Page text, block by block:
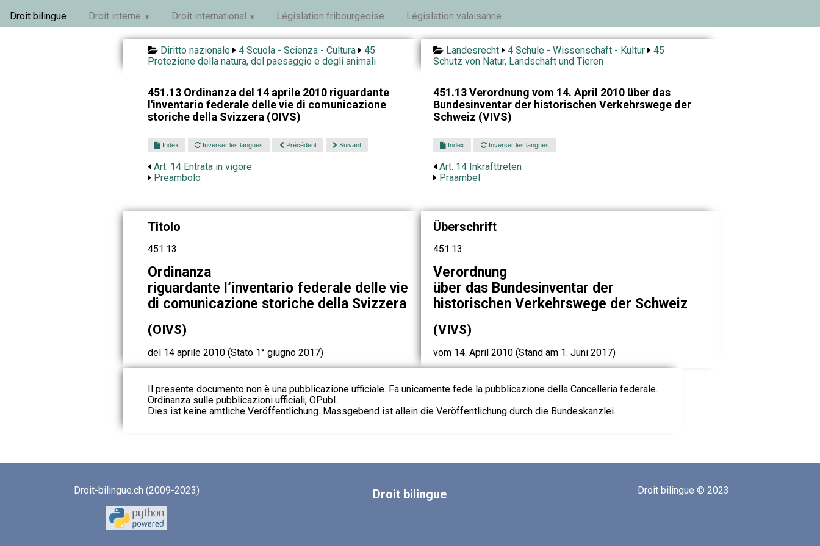
Droit bilingue Droit interne Droit international Législation fribourgeoise Législation valaisanne
Diritto nazionale 4 Scuola - Scienza - Cultura
45
Protezione della natura, del paesaggio e degli animali
Landesrecht 4 Schule - Wissenschaft - Kultur
45
Schutz von Natur, Landschaft und Tieren
451.13 Ordinanza del 14 aprile 2010 riguardante
l'inventario federale delle vie di comunicazione
storiche della Svizzera (OIVS)
451.13 Verordnung vom 14. April 2010 über das
Bundesinventar der historischen Verkehrswege der
Schweiz (VIVS)
Index Inverser les langues Précédent Suivant
Art. 14 Entrata in vigore
Preambolo
Index Inverser les langues
Art. 14 Inkrafttreten
Präambel
Titolo
451.13
Ordinanza
riguardante l’inventario federale delle vie
di comunicazione storiche della Svizzera
(OIVS)
del 14 aprile 2010 (Stato 1° giugno 2017)
Überschrift
451.13
Verordnung
über das Bundesinventar der
historischen Verkehrswege der Schweiz
(VIVS)
vom 14. April 2010 (Stand am 1. Juni 2017)
Il presente documento non è una pubblicazione ufficiale. Fa unicamente fede la pubblicazione della Cancelleria federale.
Ordinanza sulle pubblicazioni ufficiali, OPubl.
Dies ist keine amtliche Veröffentlichung. Massgebend ist allein die Veröffentlichung durch die Bundeskanzlei.
Droit-bilingue.ch (2009-2023) Droit bilingue Droit bilingue © 2023